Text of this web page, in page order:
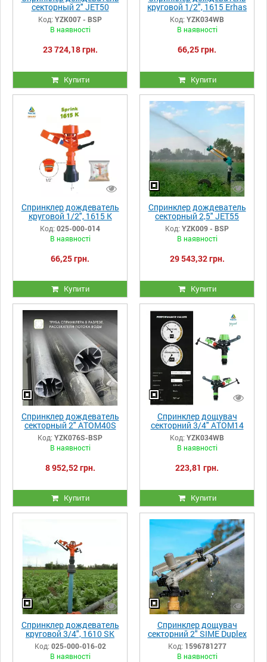
секторный 2" JET50
Yuzuak
Код: YZK007 - BSP
В наявності
23 724,18 грн.
Купити
круговой 1/2", 1615 Erhas
Код: YZK034WB
В наявності
66,25 грн.
Купити
Спринклер дождеватель
круговой 1/2", 1615 K
Erhas
Код: 025-000-014
В наявності
66,25 грн.
Купити
Спринклер дождеватель
секторный 2,5" JET55
Yuzuak
Код: YZK009 - BSP
В наявності
29 543,32 грн.
Купити
Спринклер дождеватель
секторный 2" ATOM40S
Yuzuak
Код: YZK076S-BSP
В наявності
8 952,52 грн.
Купити
Спринклер дощувач
секторний 3/4" ATOM14
WWB Yuzuak
Код: YZK034WB
В наявності
223,81 грн.
Купити
Спринклер дождеватель
круговой 3/4", 1610 SK
Erhas
Код: 025-000-016-02
В наявності
Спринклер дощувач
секторний 2" SIME Duplex
Код: 1596781277
В наявності